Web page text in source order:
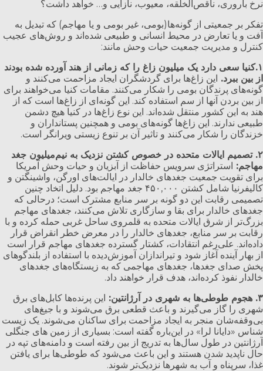
نرخ باروری، ناقص‌الخلقه، معیوب، نازایی و… خواهد داشت؟
تفکر بر جمعیتی از گونه‌ها(بومی، غیر بومی و یا مهاجم) که تبدیل به
آفت و یا تعارض در محیط انسانی و طبیعی شده‌اند و روش‌های عجیب
کنترل و مدیریت جمعیت حیات وحش مانند:
۱.کنیا سعی دارد یک میلیون زاغ را که زمانی از هند آورده شده بودند
از بین ببرد. این زاغ‌ها برای گردشگران ایجاد مزاحمت می‌کنند و
گونه‌های پرندگان بومی را شکار می‌کنند. مقامات کنیا می‌خواهند برای
از بین بردن آنها از سم استفاده کند. این گونه‌ای از زاغ‌ها است که از
هند به این کشور منتقل شده‌اند. این نوع زاغ‌ها در کنیا هیچ دشمن
طبیعی ندارند. این زاغ‌ها گونه‌های بومی و همچنین پستانداران و
خزندگان را شکار می‌کنند و تاثیر آن بر تنوع زیستی ویرانگر است.
۲. تصمیم ایالات متحده در خصوص کشتن نزدیک به نیم‌میلیون جغد
مهاجم: استراتژی سرویس حفاظت از آبزیان و حیات وحش آمریکا
برای تقویت جمعیت جغدهای خالدار در ایالت‌های اورگن، واشینگتن و
کالیفرنیا شامل کشتن ۴۵۰,۰۰۰ جغد مهاجم بود. دلیل اتخاد چنین
تصمیمی رقابت این دو گونه بر سر منابع مشترک است؛ درحالی که
جغدهای خالدار برای بقا و سازگاری تلاش می‌کنند، جغدهای مهاجم
بزرگ‌تر از شرق ایالات متحده به قلمروی ساحل غربی حمله کرده و با
رقابت بر سر منابع، جغدهای خالدار را در معرض خطر انقراض قرار
داده‌اند. علی‌رغم انتقادات، کشتار گسترده جغدهای مهاجم قرار است
از بهار آینده آغاز شود و تیراندازان آموزش‌دیده با استفاده از بلندگوهای
پخش صدای جغدها، جغدهای مهاجمی که به زیستگاه‌های جغدهای
خالدار نفوذ کرده‌اند، هدف قرار خواهند داد.
۳. هجوم طوطی‌ها به شهری در آرژانتین: این پرنده‌ها کابل‌های برق
شهری را گاز می‌گیرند و باعث قطعی برق می‌شوند و با جیغ‌های
بی‌وقفه‌شان منجر به ایجاد مزاحمت برای ساکنان می‌شوند. یک زیست
شناس «دایانا لرا» در این‌باره گفته است: بسیاری از زمین های جنگلی
آرژانتین در طول سال‌ها به تدریج از بین رفته است و دامنه‌های تپه در
حال ناپدید شدن هستند و این باعث می‌شود که طوطی‌ها برای یافتن
غذا، سرپناه و آب به شهرها نزدیک‌تر شوند.